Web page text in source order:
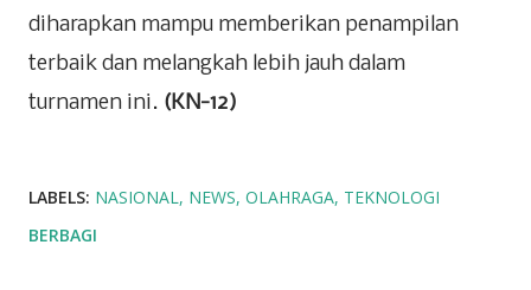
diharapkan mampu memberikan penampilan
terbaik dan melangkah lebih jauh dalam
turnamen ini. (KN-12)
LABELS: NASIONAL NEWS OLAHRAGA TEKNOLOGI
BERBAGI